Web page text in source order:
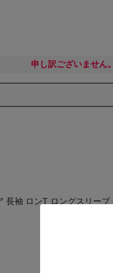
申し訳ございません
長袖 ロンT ロングスリーブ